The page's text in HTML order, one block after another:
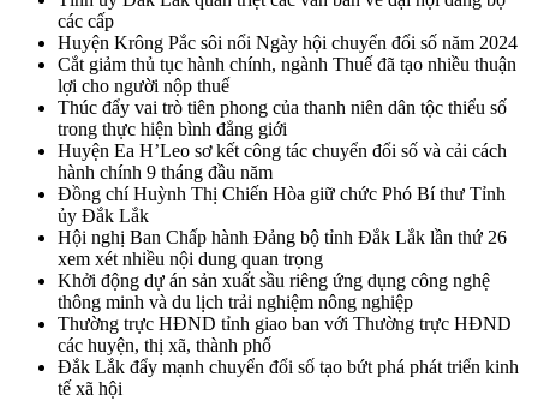
các cấp
Huyện Krông Pắc sôi nổi Ngày hội chuyển đổi số năm 2024
Cắt giảm thủ tục hành chính, ngành Thuế đã tạo nhiều thuận
lợi cho người nộp thuế
Thúc đẩy vai trò tiên phong của thanh niên dân tộc thiểu số
trong thực hiện bình đẳng giới
Huyện Ea H’Leo sơ kết công tác chuyển đổi số và cải cách
hành chính 9 tháng đầu năm
Đồng chí Huỳnh Thị Chiến Hòa giữ chức Phó Bí thư Tỉnh
ủy Đắk Lắk
Hội nghị Ban Chấp hành Đảng bộ tỉnh Đắk Lắk lần thứ 26
xem xét nhiều nội dung quan trọng
Khởi động dự án sản xuất sầu riêng ứng dụng công nghệ
thông minh và du lịch trải nghiệm nông nghiệp
Thường trực HĐND tỉnh giao ban với Thường trực HĐND
các huyện, thị xã, thành phố
Đắk Lắk đẩy mạnh chuyển đổi số tạo bứt phá phát triển kinh
tế xã hội